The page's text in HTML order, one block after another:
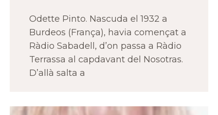
Odette Pinto. Nascuda el 1932 a
Burdeos (França), havia començat a
Ràdio Sabadell, d’on passa a Ràdio
Terrassa al capdavant del Nosotras.
D’allà salta a